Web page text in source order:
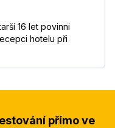
16 let povinni
hotelu při
přímo ve